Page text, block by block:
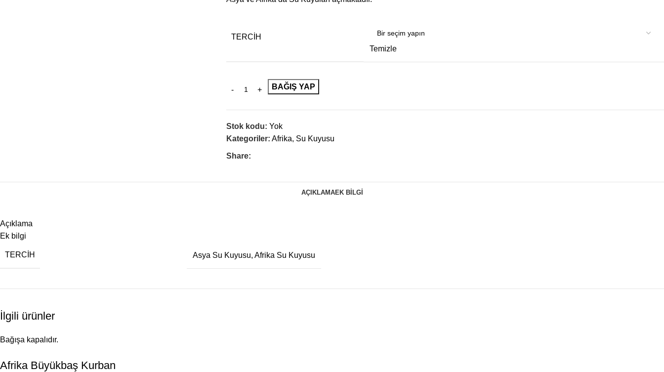
TERCIH
Temizle
BAĞIŞ YAP
Stok kodu: Yok
Kategoriler: Afrika, Su Kuyusu
Share:
AÇIKLAMAEK BILGI
Açıklama
Ek bilgi
TERCIH Asya Su Kuyusu, Afrika Su Kuyusu
İlgili ürünler
Bağışa kapalıdır.
Afrika Büyükbaş Kurban